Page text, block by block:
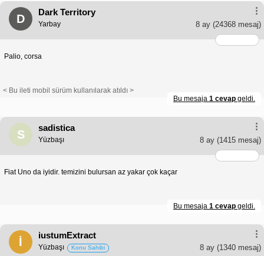
D
Dark Territory
8 ay (24368 mesaj)
Yarbay
Palio, corsa
< Bu ileti mobil sürüm kullanılarak atıldı >
Bu mesaja 1 cevap geldi.
S
sadistica
8 ay (1415 mesaj)
Yüzbaşı
Fiat Uno da iyidir. temizini bulursan az yakar çok kaçar
Bu mesaja 1 cevap geldi.
İ
iustumExtract
8 ay (1340 mesaj)
Yüzbaşı Konu Sahibi